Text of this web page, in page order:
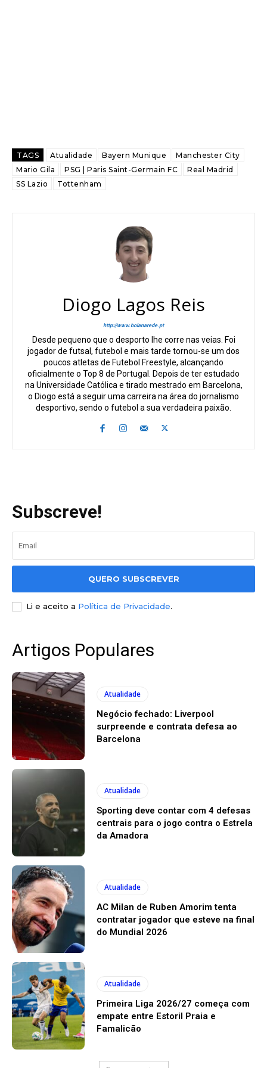
TAGS Atualidade Bayern Munique
Manchester City
Mario Gila
PSG | Paris Saint-Germain FC
Real Madrid
SS Lazio
Tottenham
Diogo Lagos Reis
http://www.bolanarede.pt
Desde pequeno que o desporto lhe corre nas veias. Foi
jogador de futsal, futebol e mais tarde tornou-se um dos
poucos atletas de Futebol Freestyle, alcançando
oficialmente o Top 8 de Portugal. Depois de ter estudado
na Universidade Católica e tirado mestrado em Barcelona,
o Diogo está a seguir uma carreira na área do jornalismo
desportivo, sendo o futebol a sua verdadeira paixão.
Subscreve!
QUERO SUBSCREVER
Li e aceito a Política de Privacidade.
Artigos Populares
Atualidade
Negócio fechado: Liverpool
surpreende e contrata defesa ao
Barcelona
Atualidade
Sporting deve contar com 4 defesas
centrais para o jogo contra o Estrela
da Amadora
Atualidade
AC Milan de Ruben Amorim tenta
contratar jogador que esteve na final
do Mundial 2026
Atualidade
Primeira Liga 2026/27 começa com
empate entre Estoril Praia e
Famalicão